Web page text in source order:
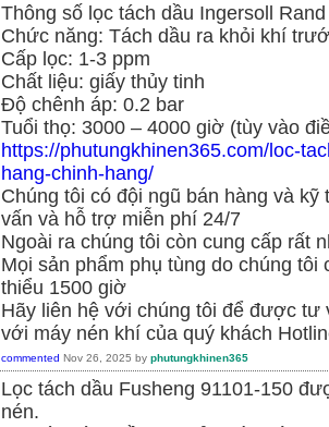
Thông số lọc tách dầu Ingersoll
Chức năng: Tách dầu ra khỏi khí
Cấp lọc: 1-3 ppm
Chất liệu: giấy thủy tinh
Độ chênh áp: 0.2 bar
Tuổi thọ: 3000 – 4000 giờ (tùy vào
https://phutungkhinen365.com/loc-
hang-chinh-hang/
Chúng tôi có đội ngũ bán hàng và
vấn và hỗ trợ miễn phí 24/7
Ngoài ra chúng tôi còn cung cấp rất
Mọi sản phẩm phụ tùng do chúng
thiểu 1500 giờ
Hãy liên hệ với chúng tôi để được tư
với máy nén khí của quý khách
commented Nov 26, 2025 by phutungkhinen365
Lọc tách dầu Fusheng 91101-150
nén.